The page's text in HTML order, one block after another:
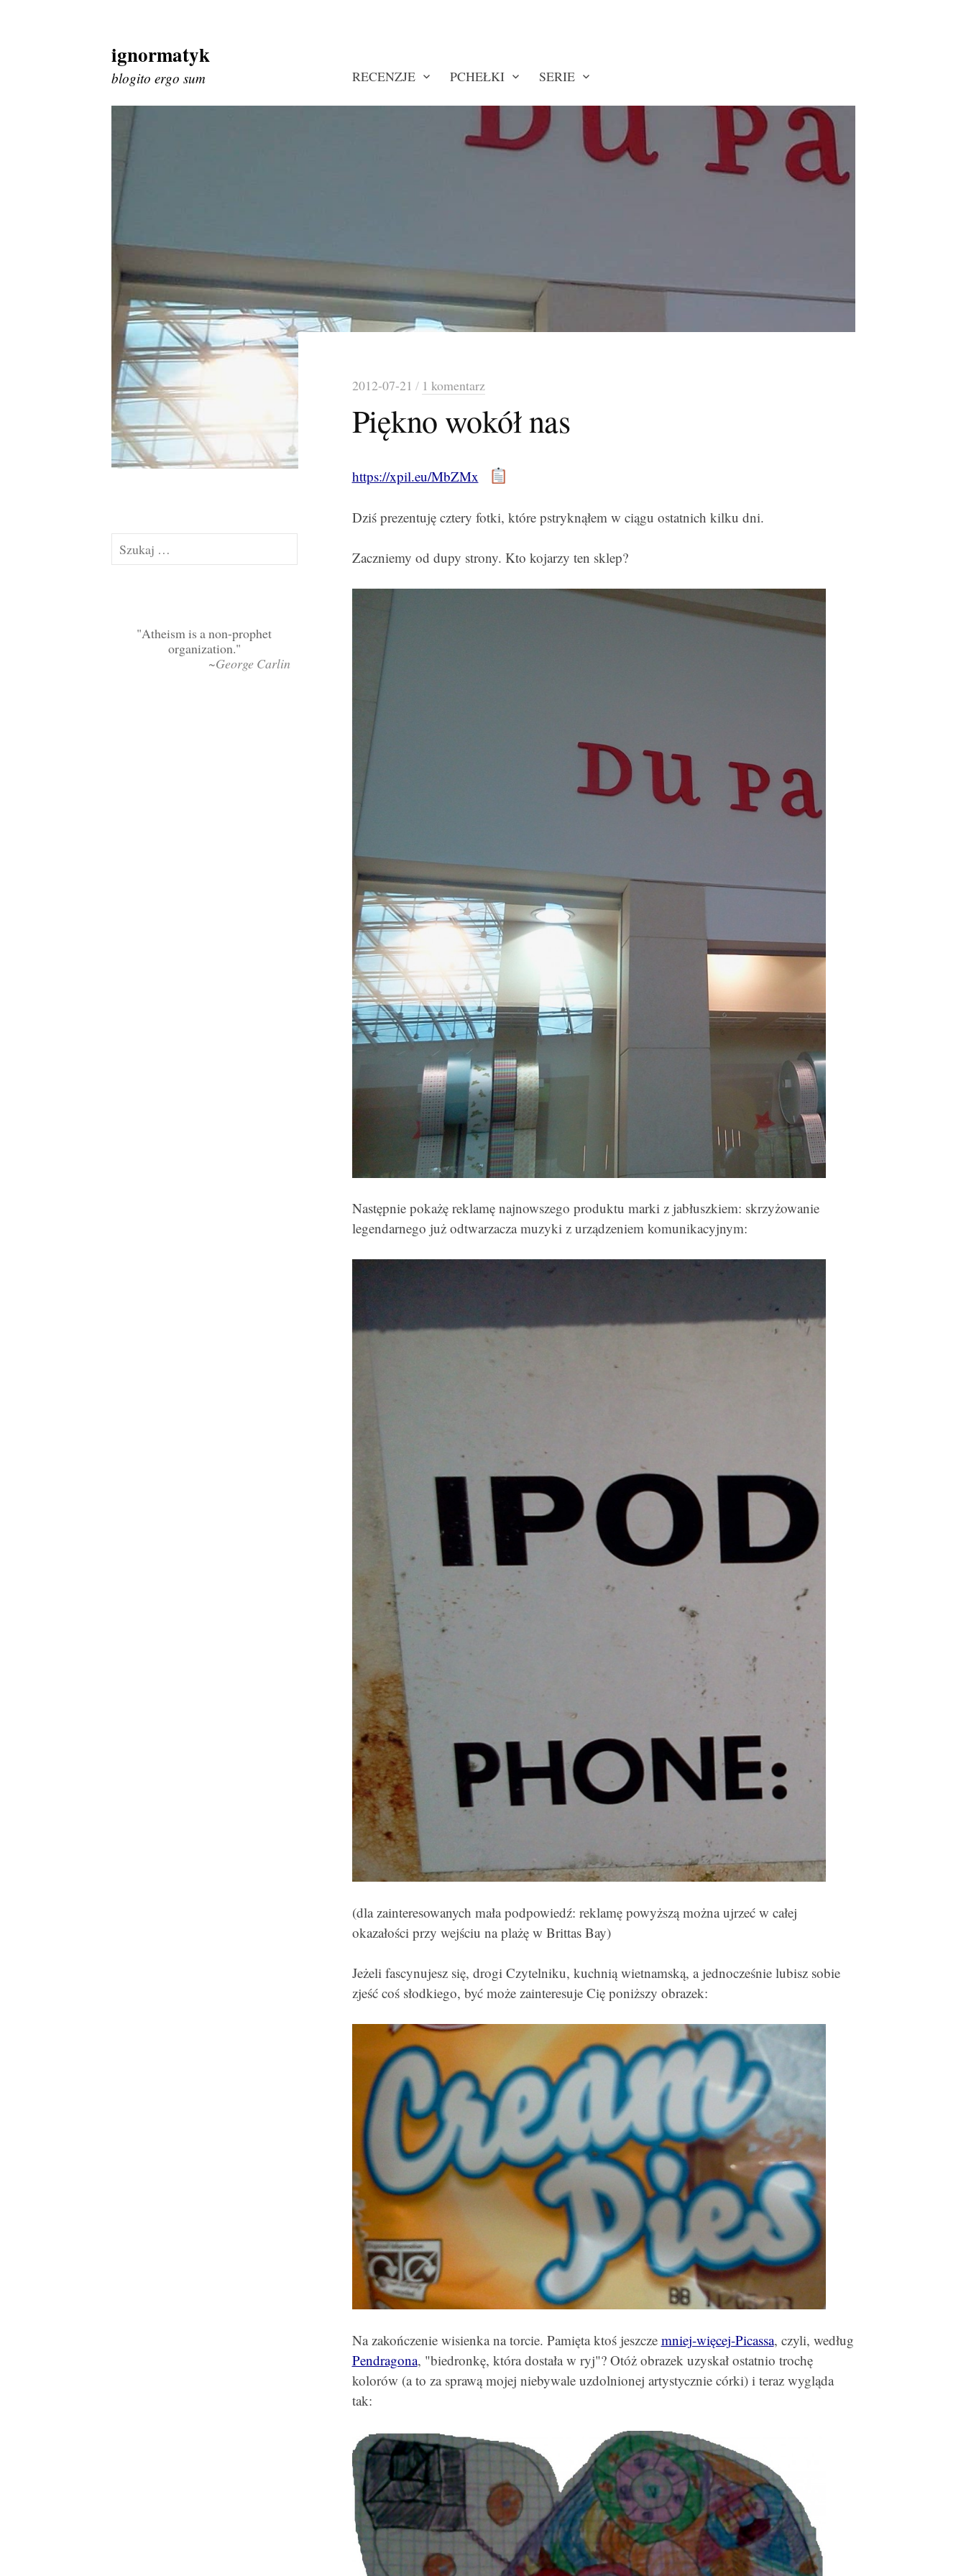
Skip
to
content
ignormatyk
blogito ergo sum RECENZJE PCHEŁKI SERIE
2012-07-21 / 1 komentarz
Piękno wokół nas
https://xpil.eu/MbZMx
Dziś prezentuję cztery fotki, które pstryknąłem w ciągu ostatnich kilku dni.
Zaczniemy od dupy strony. Kto kojarzy ten sklep?
Następnie pokażę reklamę najnowszego produktu marki z jabłuszkiem: skrzyżowanie
legendarnego już odtwarzacza muzyki z urządzeniem komunikacyjnym:
(dla zainteresowanych mała podpowiedź: reklamę powyższą można ujrzeć w całej
okazałości przy wejściu na plażę w Brittas Bay)
Jeżeli fascynujesz się, drogi Czytelniku, kuchnią wietnamską, a jednocześnie lubisz sobie
zjeść coś słodkiego, być może zainteresuje Cię poniższy obrazek:
Na zakończenie wisienka na torcie. Pamięta ktoś jeszcze mniej-więcej-Picassa, czyli, według
Pendragona, "biedronkę, która dostała w ryj"? Otóż obrazek uzyskał ostatnio trochę
kolorów (a to za sprawą mojej niebywale uzdolnionej artystycznie córki) i teraz wygląda
tak:
Szukaj:
Atheism is a non-prophet
organization.
~George Carlin